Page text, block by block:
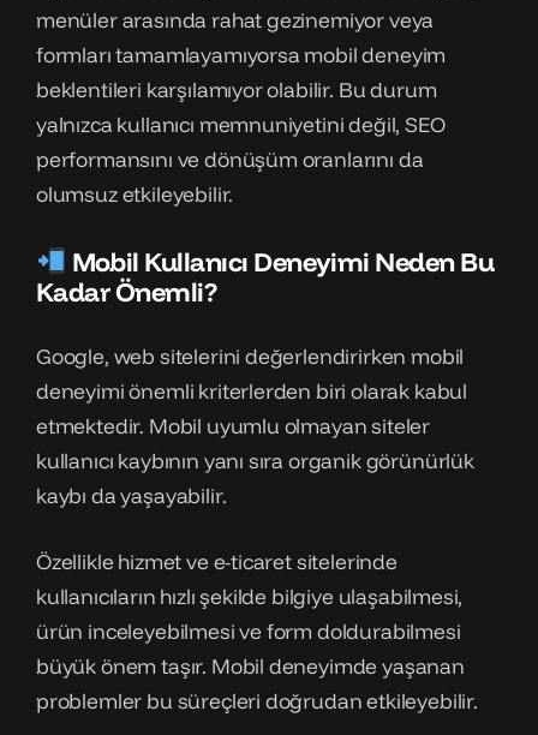
menüler arasında rahat gezinemiyor veya
formları tamamlayamıyorsa mobil deneyim
beklentileri karşılamıyor olabilir. Bu durum
yalnızca kullanıcı memnuniyetini değil, SEO
performansını ve dönüşüm oranlarını da
olumsuz etkileyebilir.
Mobil Kullanıcı Deneyimi Neden Bu
Kadar Önemli?
Google, web sitelerini değerlendirirken mobil
deneyimi önemli kriterlerden biri olarak kabul
etmektedir. Mobil uyumlu olmayan siteler
kullanıcı kaybının yanı sıra organik görünürlük
kaybı da yaşayabilir.
Özellikle hizmet ve e-ticaret sitelerinde
kullanıcıların hızlı şekilde bilgiye ulaşabilmesi,
ürün inceleyebilmesi ve form doldurabilmesi
büyük önem taşır. Mobil deneyimde yaşanan
problemler bu süreçleri doğrudan etkileyebilir.